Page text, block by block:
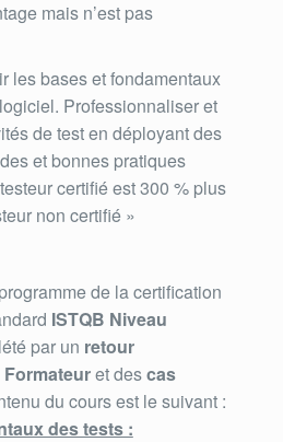
mais n’est pas
les bases et fondamentaux
Professionnaliser et
de test en déployant des
et bonnes pratiques
certifié est 300 % plus
non certifié »
de la certification
ISTQB Niveau
par un retour
Formateuret descas
du cours est le suivant :
des tests :